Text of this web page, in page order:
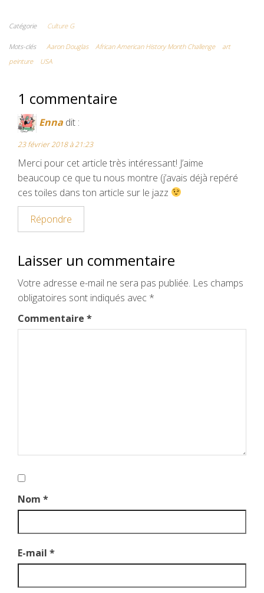
c
e
b
o
k
i
t
r
b
i
t
Catégorie Culture G
Mots-clés Aaron Douglas African American History Month Challenge
art
peinture
USA
1 commentaire
Enna dit :
23 février 2018 à 21:23
Merci pour cet article très intéressant! J’aime
beaucoup ce que tu nous montre (j’avais déjà repéré
ces toiles dans ton article sur le jazz
Répondre
Laisser un commentaire
Votre adresse e-mail ne sera pas publiée. Les champs
obligatoires sont indiqués avec *
Commentaire *
Nom *
E-mail *